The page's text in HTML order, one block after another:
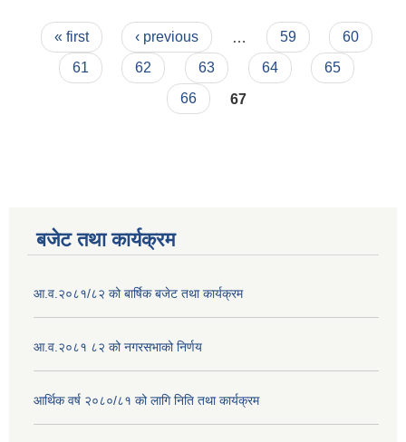
Pages
« first ‹ previous 59
60
61
62 63 64
65
66
67
बजेट तथा कार्यक्रम
आ.व.२०८१/८२ को बार्षिक बजेट तथा कार्यक्रम
आ.व.२०८१ ८२ को नगरसभाको निर्णय
आर्थिक वर्ष २०८०/८१ को लागि निति तथा कार्यक्रम